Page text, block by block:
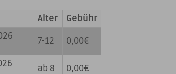
Alter Gebühr
7-12 0,00€
ab 8 0,00€